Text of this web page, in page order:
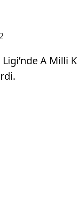
A Milli